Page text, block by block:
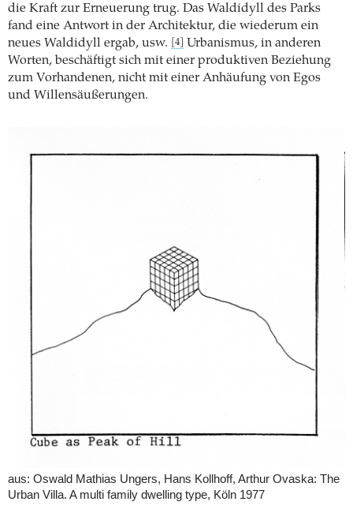
die Kraft zur Erneuerung trug. Das Waldidyll des Parks
fand eine Antwort in der Architektur, die wiederum ein
neues Waldidyll ergab, usw.
[4]
Urbanismus, in anderen
Worten, beschäftigt sich mit einer produktiven Beziehung
zum Vorhandenen, nicht mit einer Anhäufung von Egos
und Willensäußerungen.
aus: Oswald Mathias Ungers, Hans Kollhoff, Arthur Ovaska: The
Urban Villa. A multi family dwelling type, Köln 1977